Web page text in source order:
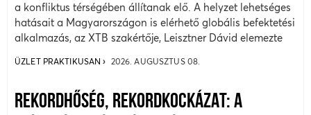
a konfliktus térségében állítanak elő. A helyzet lehetséges
hatásait a Magyarországon is elérhető globális befektetési
alkalmazás, az XTB szakértője, Leisztner Dávid elemezte
ÜZLET PRAKTIKUSAN 2026. AUGUSZTUS 08.
REKORDHŐSÉG, REKORDKOCKÁZAT: A